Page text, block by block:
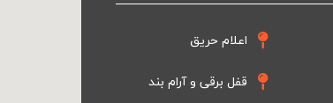
اعلام حریق
قفل برقی و آرام بند